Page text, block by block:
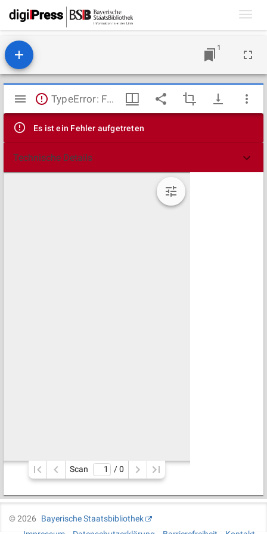
1
Mirador
Viewer
TypeError: Failed to fetch
Es ist ein Fehler aufgetreten
Technische Details
Scan / 0
©2026
Bayerische Staatsbibliothek